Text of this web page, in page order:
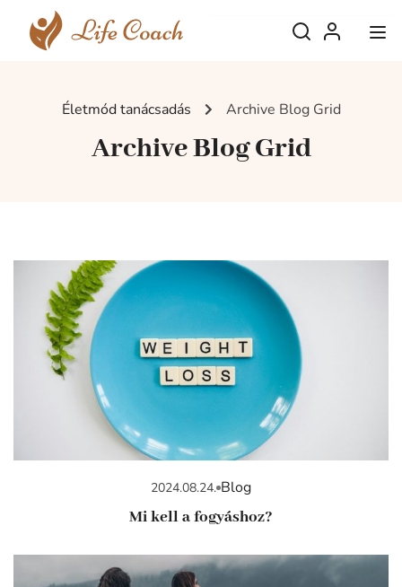
Életmód tanácsadás Archive Blog Grid
Archive Blog Grid
2024.08.24. Blog
Mi kell a fogyáshoz?